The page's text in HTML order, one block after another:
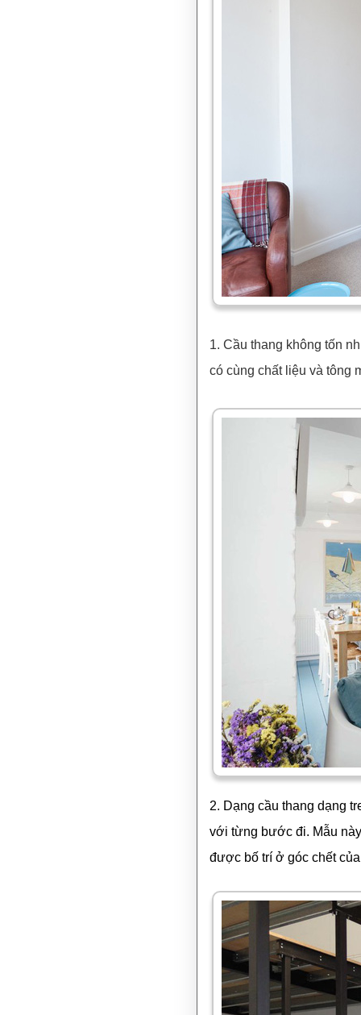
1. Cầu thang không tốn
có cùng chất liệu và tông
2. Dạng cầu thang dạng
với từng bước đi. Mẫu
được bố trí ở góc chết